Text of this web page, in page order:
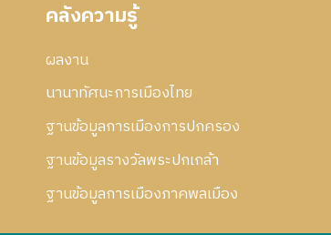
คลังความรู้
ผลงาน
นานาทัศนะการเมืองไทย
ฐานข้อมูลการเมืองการปกครอง
ฐานข้อมูลรางวัลพระปกเกล้า
ฐานข้อมูลการเมืองภาคพลเมือง